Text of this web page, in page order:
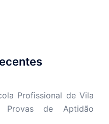
Profissional de Vila
Provas de Aptidão